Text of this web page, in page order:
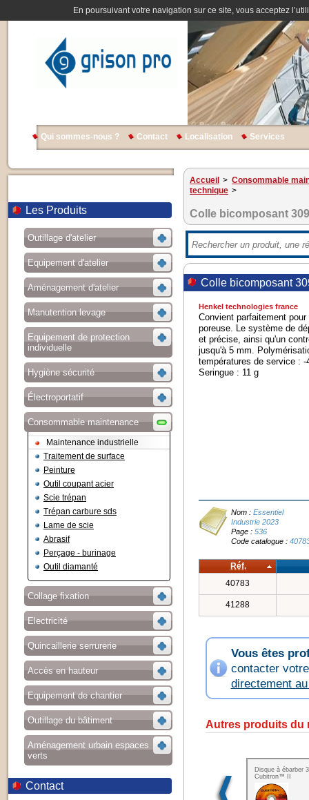
En poursuivant votre navigation sur ce site, vous acceptez
Qui sommes-nous ? Contact Localisation Services
Les Produits
Outillage d'atelier
Equipement d'atelier
Aménagement d'atelier
Manutention levage
Equipement de protection
individuelle
Hygiène sécurité
Électroportatif
Consommable maintenance
Maintenance industrielle
Traitement de surface
Peinture
Outil coupant acier
Scie trépan
Trépan carbure sds
Lame de scie
Abrasif
Perçage - burinage
Outil diamanté
Collage fixation
Electricité
Quincaillerie serrurerie
Accès en hauteur
Equipement de chantier
Outillage du bâtiment
Aménagement urbain espaces
verts
Contact
Accueil > Consommable
technique >
Colle bicomposant
Colle bicomposant
Henkel technologies france
Convient parfaitement
poreuse. Le système de
et précise, ainsi qu'un
jusqu'à 5 mm.
températures de service : -
Seringue : 11 g
Nom :Essentiel
Industrie 2023
Page :536
Code catalogue :
Réf.
40783
41288
Vous êtes
contacter
directement
Autres produits du
Disque à ébarber
Cubitron™ II